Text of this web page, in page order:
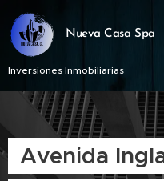
Nueva Casa Spa
Inversiones Inmobiliarias
Avenida